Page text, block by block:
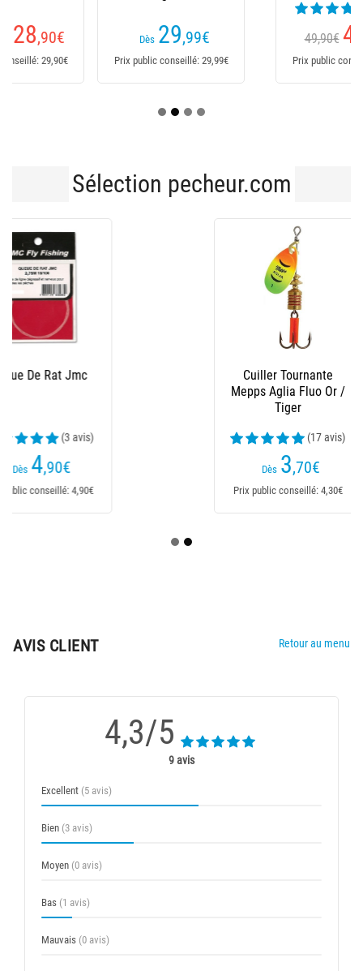
Dès
Prix public conseillé: 29,99€
(2 avis)
,90€
Prix public conseillé: 49,90€
Sélection pecheur.com
Mepps Aglia Fluo Or /
(17 avis)
Prix public conseillé: 4,30€
AVIS CLIENT Retour au menu
4,3/5
9 avis
Excellent (5 avis)
Bien (3 avis)
Moyen (0 avis)
Bas (1 avis)
Mauvais (0 avis)